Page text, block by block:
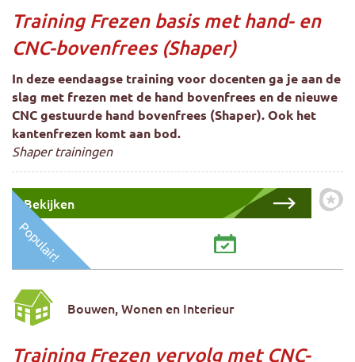
Populair!
Training Frezen basis met hand- en
CNC-bovenfrees (Shaper)
In deze eendaagse training voor docenten ga je aan de
slag met frezen met de hand bovenfrees en de nieuwe
CNC gestuurde hand bovenfrees (Shaper). Ook het
kantenfrezen komt aan bod.
Shaper trainingen
Bekijken Zet
Bouwen, Wonen en Interieur
Training Frezen vervolg met CNC-